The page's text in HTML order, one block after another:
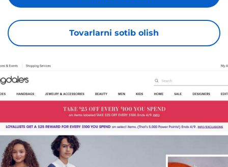
Tovarlarni sotib olish